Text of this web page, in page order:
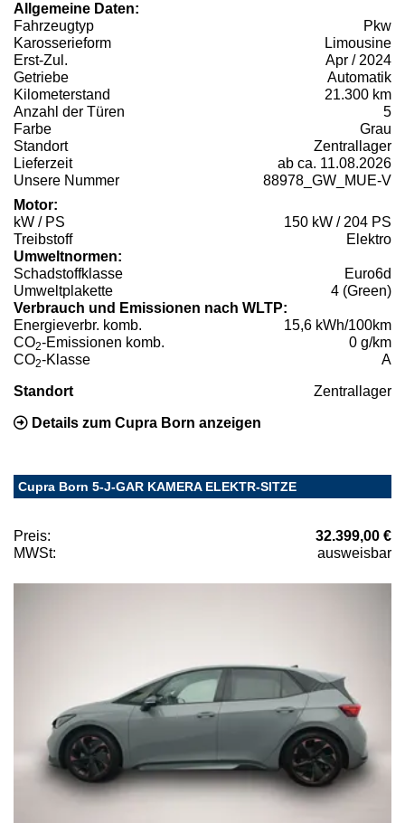
Allgemeine Daten:
Fahrzeugtyp
Pkw
Karosserieform
Limousine
Erst-Zul.
Apr / 2024
Getriebe
Automatik
Kilometerstand
21.300 km
Anzahl der Türen
5
Farbe
Grau
Standort
Zentrallager
Lieferzeit
ab ca. 11.08.2026
Unsere Nummer
88978_GW_MUE-V
Motor:
kW / PS
150 kW / 204 PS
Treibstoff
Elektro
Umweltnormen:
Schadstoffklasse
Euro6d
Umweltplakette
4 (Green)
Verbrauch und Emissionen nach WLTP:
Energieverbr. komb.
15,6 kWh/100km
CO2-Emissionen komb.
0 g/km
CO2-Klasse A
Standort Zentrallager
Details zum Cupra Born anzeigen
Cupra Born 5-J-GAR KAMERA ELEKTR-SITZE
Preis:
32.399,00 €
MWSt:
ausweisbar